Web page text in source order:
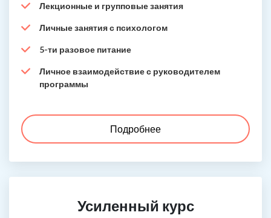
Лекционные и групповые занятия
Личные занятия с психологом
5-ти разовое питание
Личное взаимодействие с руководителем
программы
Подробнее
Усиленный курс